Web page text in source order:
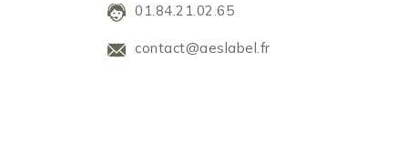
01.84.21.02.65
contact@aeslabel.fr